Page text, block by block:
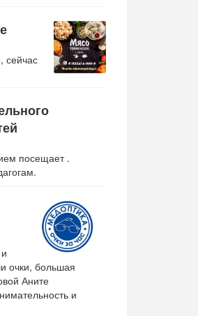
сейчас
посещает .
очки, большая
Аните
и